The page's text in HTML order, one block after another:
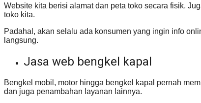
Website kita berisi alamat dan peta toko secara fisik.
toko kita.
Padahal, akan selalu ada konsumen yang ingin info
langsung.
Jasa web bengkel kapal
Bengkel mobil, motor hingga bengkel kapal pernah
dan juga penambahan layanan lainnya.